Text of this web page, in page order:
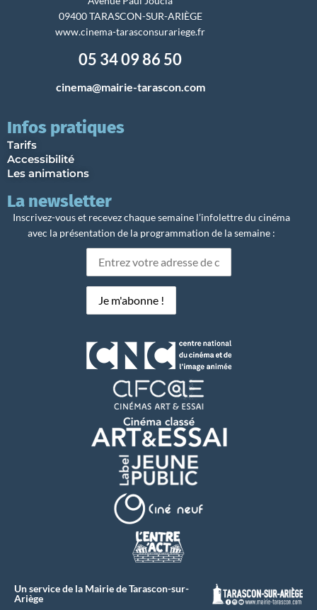
09400 TARASCON-SUR-ARIÈGE
www.cinema-tarasconsurariege.fr
05 34 09 86 50
cinema@mairie-tarascon.com
Infos pratiques
Tarifs
Accessibilité
Les animations
La newsletter
Inscrivez-vous et recevez chaque semaine l’infolettre du cinéma
avec la présentation de la programmation de la semaine :
Un service de la Mairie de Tarascon-sur-
Ariège